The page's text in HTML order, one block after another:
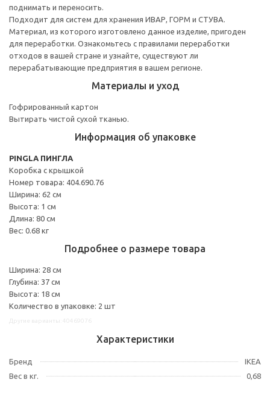
поднимать и переносить.
Подходит для систем для хранения ИВАР, ГОРМ и СТУВА.
Материал, из которого изготовлено данное изделие, пригоден
для переработки. Ознакомьтесь с правилами переработки
отходов в вашей стране и узнайте, существуют ли
перерабатывающие предприятия в вашем регионе.
Материалы и уход
Гофрированный картон
Вытирать чистой сухой тканью.
Информация об упаковке
PINGLA ПИНГЛА
Коробка с крышкой
Номер товара: 404.690.76
Ширина: 62 см
Высота: 1 см
Длина: 80 см
Вес: 0.68 кг
Подробнее о размере товара
Ширина: 28 см
Глубина: 37 см
Высота: 18 см
Количество в упаковке: 2 шт
Характеристики
Бренд
IKEA
Вес в кг.
0,68